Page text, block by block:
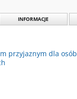
INFORMACJE
przyjaznym dla osób